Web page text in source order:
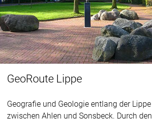
GeoRoute Lippe
Geografie und Geologie entlang der Lippe
zwischen Ahlen und Sonsbeck. Durch den